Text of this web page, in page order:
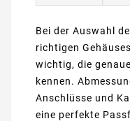
Bei der Auswahl
richtigen
wichtig, die
kennen.
Anschlüsse und
eine perfekte